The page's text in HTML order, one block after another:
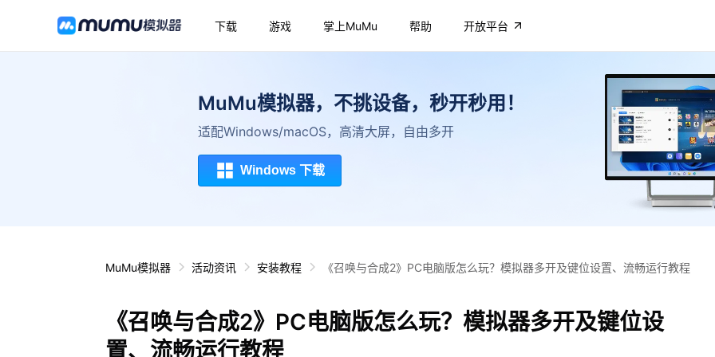
下载 游戏 掌上MuMu 帮助 开放平台
MuMu模拟器，不挑设备，秒开秒用！
适配Windows/macOS，高清大屏，自由多开
Windows 下载
MuMu模拟器 活动资讯 安装教程 《召唤与合成2》PC电脑版怎么玩？模拟器多开及键位设置、流畅运行教程
《召唤与合成2》PC电脑版怎么玩？模拟器多开及键位设
置、流畅运行教程